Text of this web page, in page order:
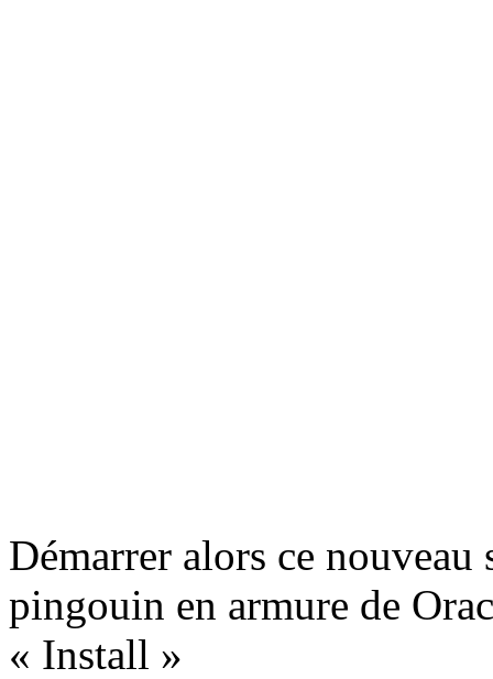
Démarrer alors ce
pingouin en armure de
« Install »